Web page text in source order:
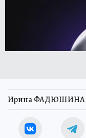
Ирина ФАДЮШИНА